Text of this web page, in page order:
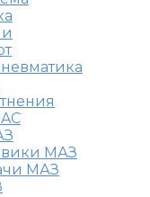
МАЗ
МАЗ